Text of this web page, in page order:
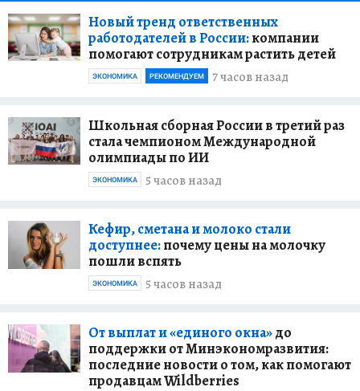
Новый тренд ответственных
работодателей в России:компании
помогают сотрудникам растить детей
7 часов назад
ЭКОНОМИКА РЕКОМЕНДУЕМ
Школьная сборная России в третий раз
стала чемпионом Международной
олимпиады по ИИ
5 часов назад
ЭКОНОМИКА
Кефир, сметана и молоко стали
доступнее:почему цены на молочку
пошли вспять
5 часов назад
ЭКОНОМИКА
От выплат и «единого окна»до
поддержки от Минэкономразвития:
последние новости о том, как помогают
продавцам Wildberries